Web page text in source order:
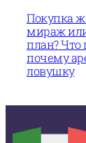
Покупка
мираж
план? Что
почему
ловушку